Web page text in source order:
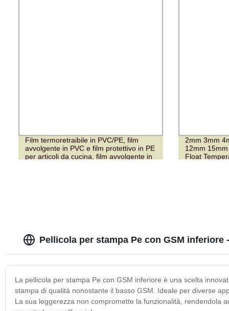
Film termoretraibile in PVC/PE, film
avvolgente in PVC e film protettivo in PE
per articoli da cucina, film avvolgente in
2mm 3mm
12mm
Float
Pellicola per stampa Pe con GSM
La pellicola per stampa Pe con GSM inferiore è una scelta
stampa di qualità nonostante il basso GSM. Ideale per diverse
La sua leggerezza non compromette la funzionalità, rendendola